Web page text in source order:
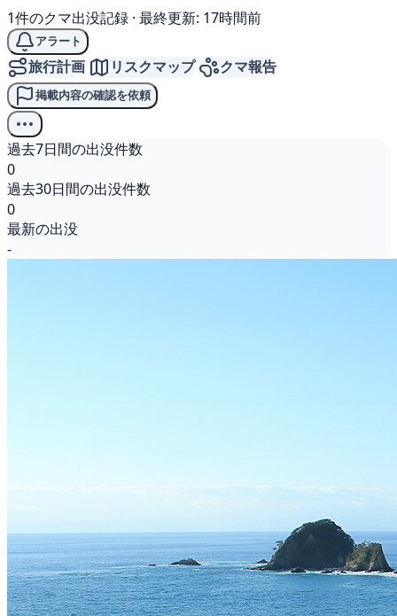
1件のクマ出没記録 · 最終更新: 17時間前
アラート
旅行計画 リスクマップ クマ報告
掲載内容の確認を依頼
過去7日間の出没件数
0
過去30日間の出没件数
0
最新の出没
-